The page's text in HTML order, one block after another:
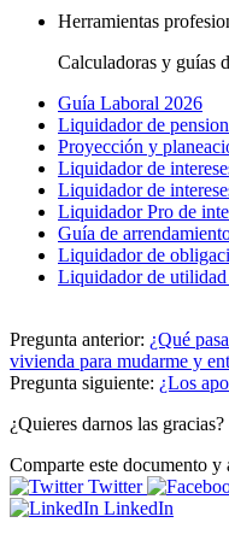
Herramientas
Calculadoras y guías
Guía Laboral 2026
Liquidador de
Proyección y
Liquidador de
Liquidador de
Liquidador Pro de
Guía de
Liquidador de
Liquidador de utilidad
Pregunta anterior: ¿Qué
vivienda para mudarme y
Pregunta siguiente: ¿Los
¿Quieres darnos las gracias?
Comparte este documento y
Twitter
LinkedIn